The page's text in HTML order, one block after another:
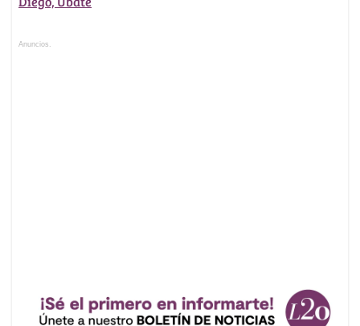
Anuncios.